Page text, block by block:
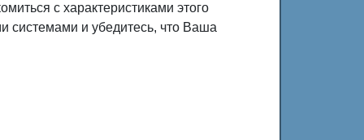
с характеристиками этого
системами и убедитесь, что Ваша